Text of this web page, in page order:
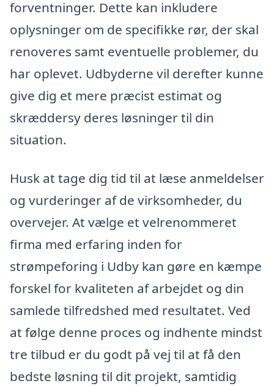
forventninger. Dette kan inkludere
oplysninger om de specifikke rør, der skal
renoveres samt eventuelle problemer, du
har oplevet. Udbyderne vil derefter kunne
give dig et mere præcist estimat og
skræddersy deres løsninger til din
situation.
Husk at tage dig tid til at læse anmeldelser
og vurderinger af de virksomheder, du
overvejer. At vælge et velrenommeret
firma med erfaring inden for
strømpeforing i Udby kan gøre en kæmpe
forskel for kvaliteten af arbejdet og din
samlede tilfredshed med resultatet. Ved
at følge denne proces og indhente mindst
tre tilbud er du godt på vej til at få den
bedste løsning til dit projekt, samtidig